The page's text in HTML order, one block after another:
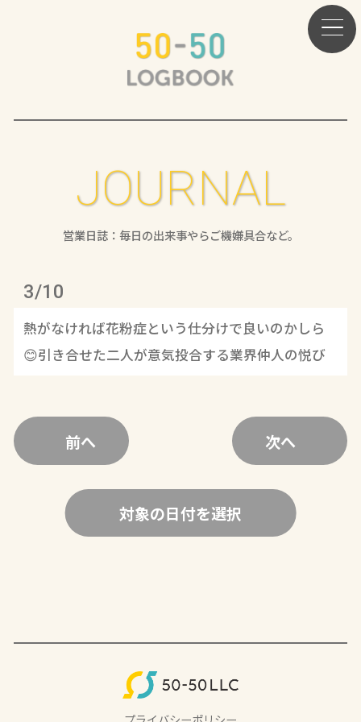
JOURNAL
営業日誌：毎日の出来事やらご機嫌具合など。
3/10
熱がなければ花粉症という仕分けで良いのかしら
😊引き合せた二人が意気投合する業界仲人の悦び
前へ 次へ
対象の日付を選択